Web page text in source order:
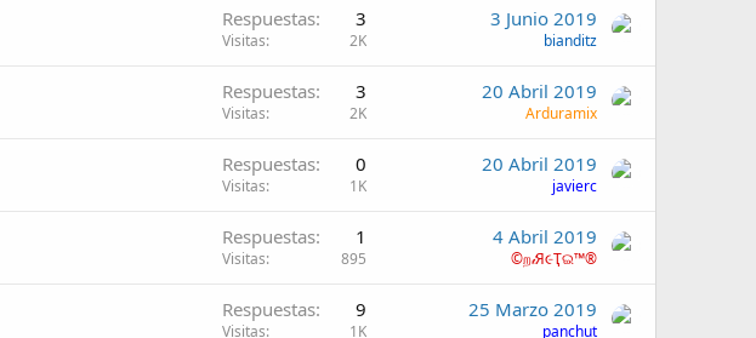
Respuestas 3
Visitas 2K
3 Junio 2019
bianditz
Respuestas 3
Visitas 2K
20 Abril 2019
Arduramix
Respuestas 0
Visitas 1K
20 Abril 2019
javierc
Respuestas 1
Visitas 895
4 Abril 2019
©ற𝒾Я૯Ҭଇ™®
Respuestas 9
Visitas 1K
25 Marzo 2019
panchut